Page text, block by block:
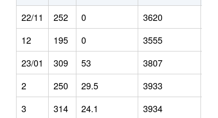
22/11
252 0 3620
12
195 0 3555
23/01
309 53 3807
2
250 29.5 3933
3
314 24.1 3934